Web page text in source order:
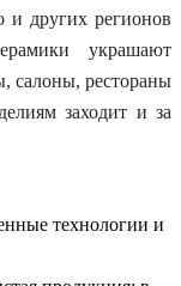
и других регионов
украшают
салоны, рестораны
заходит и за
технологии и